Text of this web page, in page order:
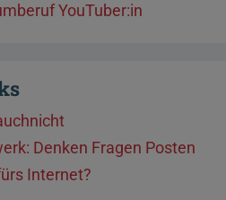
YouTuber:in
Denken Fragen Posten
Internet?